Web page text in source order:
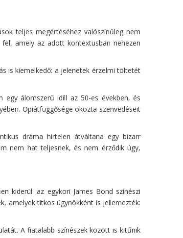
teljes megértéséhez valószínűleg nem
amely az adott kontextusban nehezen
is kiemelkedő: a jelenetek érzelmi töltetét
álomszerű idill az 50-es években, és
Opiátfüggősége okozta szenvedéseit
dráma hirtelen átváltana egy bizarr
nem hat teljesnek, és nem érződik úgy,
kiderül: az egykori James Bond színészi
amelyek titkos ügynökként is jellemezték:
A fiatalabb színészek között is kitűnik